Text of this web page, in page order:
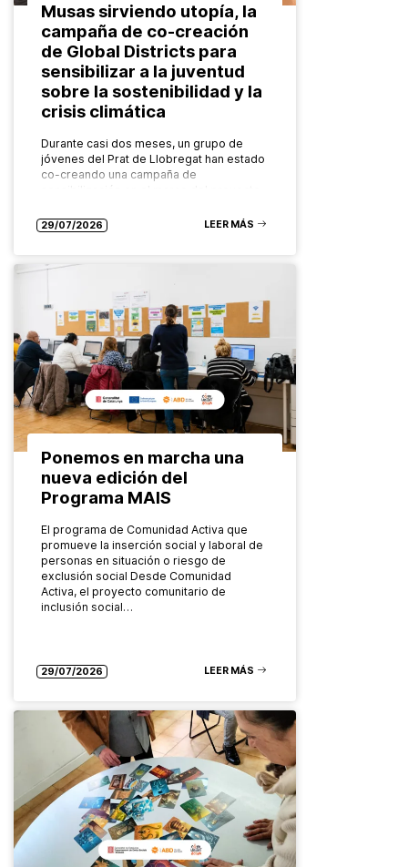
Musas sirviendo utopía, la
campaña de co-creación
de Global Districts para
sensibilizar a la juventud
sobre la sostenibilidad y la
crisis climática
Durante casi dos meses, un grupo de
jóvenes del Prat de Llobregat han estado
co-creando una campaña de
temáticas…
29/07/2026 LEER MÁS
Ponemos en marcha una
nueva edición del
Programa MAIS
El programa de Comunidad Activa que
promueve la inserción social y laboral de
personas en situación o riesgo de
exclusión social Desde Comunidad
Activa, el proyecto comunitario de
inclusión social…
29/07/2026 LEER MÁS